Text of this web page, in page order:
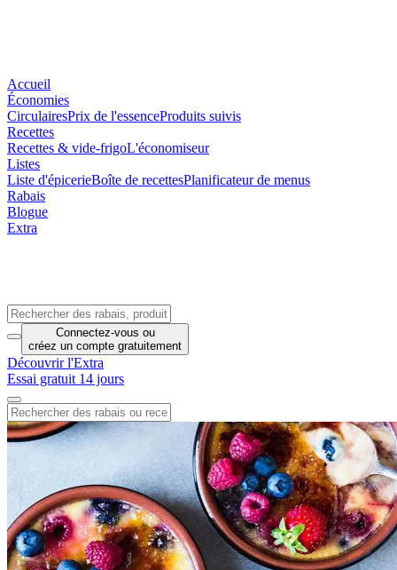
Accueil
Économies
CirculairesPrix de l'essenceProduits suivis
Recettes
Recettes & vide-frigoL'économiseur
Listes
Liste d'épicerieBoîte de recettesPlanificateur de menus
Rabais
Blogue
Extra
Connectez-vous ou
créez un compte gratuitement
Découvrir l'Extra
Essai gratuit 14 jours